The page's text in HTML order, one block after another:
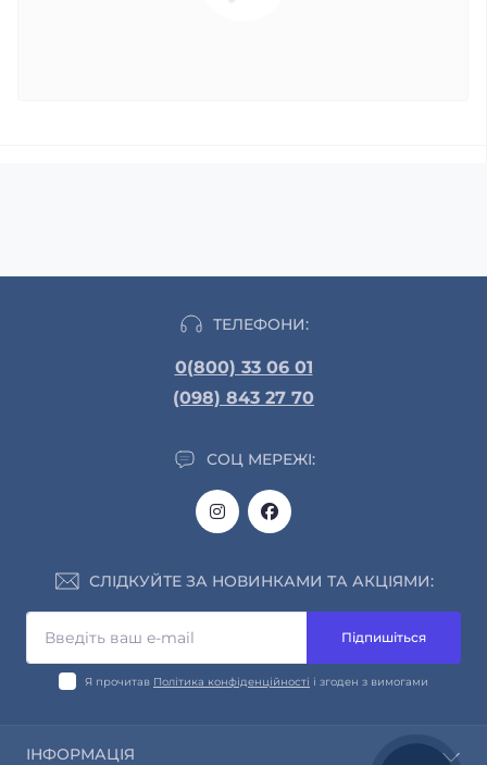
ТЕЛЕФОНИ:
0(800) 33 06 01
(098) 843 27 70
СОЦ МЕРЕЖІ:
СЛІДКУЙТЕ ЗА НОВИНКАМИ ТА АКЦІЯМИ:
Підпишіться
Я прочитав Політика конфіденційності і згоден з вимогами
ІНФОРМАЦІЯ